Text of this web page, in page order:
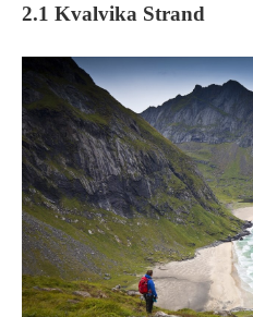
2.1 Kvalvika Strand